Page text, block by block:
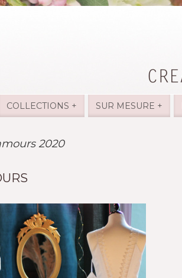
COLLECTIONS + SUR MESURE +
2020